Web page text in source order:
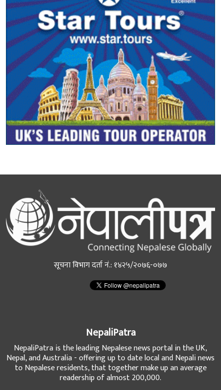
सूचना विभाग दर्ता नं.: १४२५/२०७६-०७७
NepaliPatra
NepaliPatra is the leading Nepalese news portal in the UK,
Nepal, and Australia - offering up to date local and Nepali news
to Nepalese residents, that together make up an average
readership of almost 200,000.